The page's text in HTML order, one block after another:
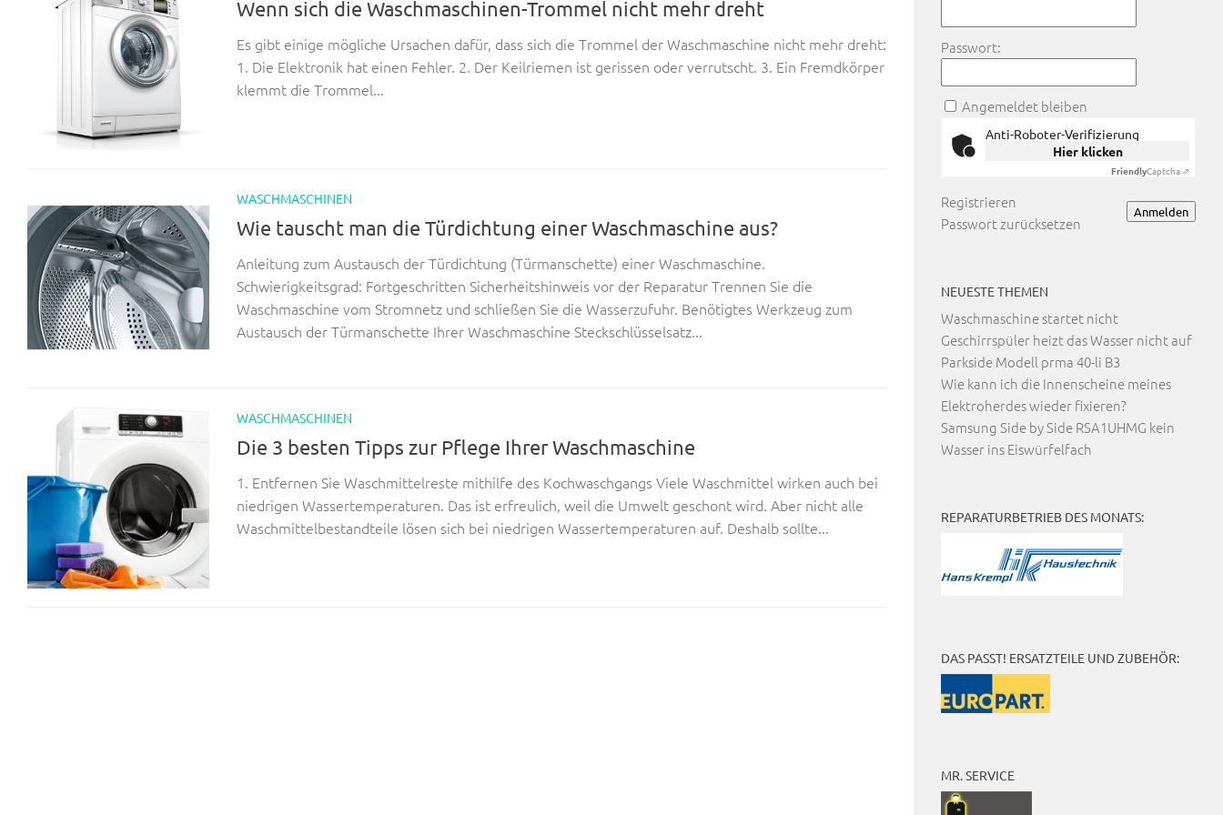
Wenn sich die Waschmaschinen-Trommel nicht mehr dreht
Es gibt einige mögliche Ursachen dafür, dass sich die Trommel der Waschmaschine nicht mehr dreht:
1. Die Elektronik hat einen Fehler. 2. Der Keilriemen ist gerissen oder verrutscht. 3. Ein Fremdkörper
klemmt die Trommel...
WASCHMASCHINEN
Wie tauscht man die Türdichtung einer Waschmaschine aus?
Anleitung zum Austausch der Türdichtung (Türmanschette) einer Waschmaschine.
Schwierigkeitsgrad: Fortgeschritten Sicherheitshinweis vor der Reparatur Trennen Sie die
Waschmaschine vom Stromnetz und schließen Sie die Wasserzufuhr. Benötigtes Werkzeug zum
Austausch der Türmanschette Ihrer Waschmaschine Steckschlüsselsatz...
WASCHMASCHINEN
Die 3 besten Tipps zur Pflege Ihrer Waschmaschine
1. Entfernen Sie Waschmittelreste mithilfe des Kochwaschgangs Viele Waschmittel wirken auch bei
niedrigen Wassertemperaturen. Das ist erfreulich, weil die Umwelt geschont wird. Aber nicht alle
Waschmittelbestandteile lösen sich bei niedrigen Wassertemperaturen auf. Deshalb sollte...
Passwort:
Angemeldet bleiben
Anti-Roboter-Verifizierung
Hier klicken
FriendlyCaptcha ⇗
Anmelden
Registrieren
Passwort zurücksetzen
NEUESTE THEMEN
Waschmaschine startet nicht
Geschirrspüler heizt das Wasser nicht auf
Parkside Modell prma 40-li B3
Wie kann ich die Innenscheine meines
Elektroherdes wieder fixieren?
Samsung Side by Side RSA1UHMG kein
Wasser ins Eiswürfelfach
REPARATURBETRIEB DES MONATS:
DAS PASST! ERSATZTEILE UND ZUBEHÖR:
MR. SERVICE